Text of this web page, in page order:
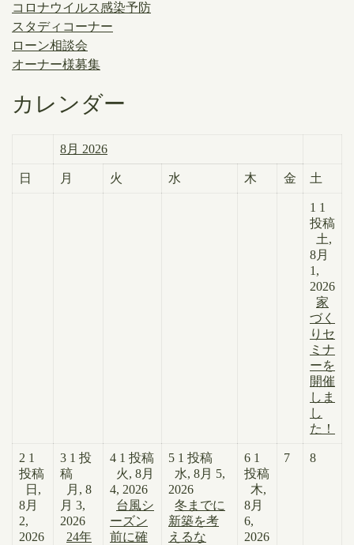
コロナウイルス感染予防
スタディコーナー
ローン相談会
オーナー様募集
カレンダー
8月 2026
日 月 火 水 木 金 土
1 1
投稿
土,
8月
1,
2026
家
づく
りセ
ミナ
ーを
開催
しま
し
た！
2 1
投稿
日,
8月
2,
2026
3 1 投
稿
月, 8
月 3,
2026
24年
4 1 投稿
火, 8月
4, 2026
台風シ
ーズン
前に確
5 1 投稿
水, 8月 5,
2026
冬までに
新築を考
えるな
6 1
投稿
木,
8月
6,
2026
7 8